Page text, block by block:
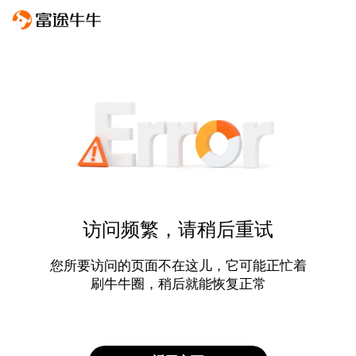
访问频繁，请稍后重试
您所要访问的页面不在这儿，它可能正忙着
刷牛牛圈，稍后就能恢复正常